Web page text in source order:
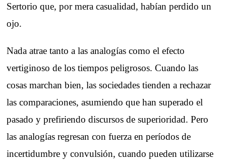
Sertorio que, por mera casualidad, habían perdido un
ojo.
Nada atrae tanto a las analogías como el efecto
vertiginoso de los tiempos peligrosos. Cuando las
cosas marchan bien, las sociedades tienden a rechazar
las comparaciones, asumiendo que han superado el
pasado y prefiriendo discursos de superioridad. Pero
las analogías regresan con fuerza en períodos de
incertidumbre y convulsión, cuando pueden utilizarse